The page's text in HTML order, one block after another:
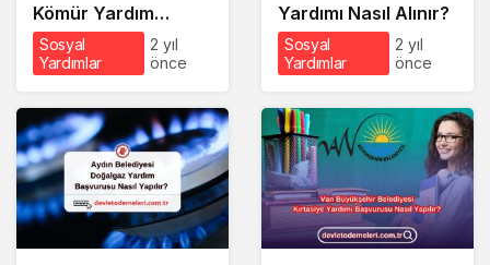
Kömür Yardım
Başvurusu
Sosyal
Yardımlar
2 yıl
önce
Yardımı Nasıl Alınır?
Sosyal
Yardımlar
2 yıl
önce